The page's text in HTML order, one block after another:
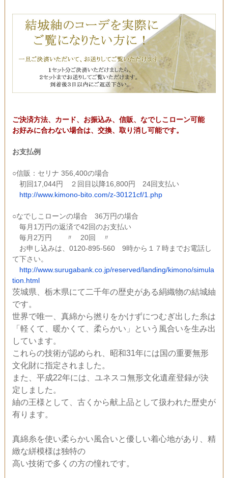
ご決済方法、カード、お振込み、信販、なでしこローン可能
お好みに合わない場合は、交換、取り消し可能です。
お支払例
○信販：セリナ 356,400の場合
初回17,044円 ２回目以降16,800円 24回支払い
http://www.kimono-bito.com/z-30121cf/1.php
○なでしこローンの場合 36万円の場合
毎月1万円の返済で42回のお支払い
毎月2万円 〃 20回 〃
お申し込みは、0120-895-560 9時から１７時までお電話し
て下さい。
http://www.surugabank.co.jp/reserved/landing/kimono/simula
tion.html
茨城県、栃木県にて二千年の歴史がある絹織物の結城紬
です。
世界で唯一、真綿から撚りをかけずにつむぎ出した糸は
「軽くて、暖かくて、柔らかい」という風合いを生み出
しています。
これらの技術が認められ、昭和31年には国の重要無形
文化財に指定されました。
また、平成22年には、ユネスコ無形文化遺産登録が決
定しました。
紬の王様として、古くから献上品として扱われた歴史が
有ります。
真綿糸を使い柔らかい風合いと優しい着心地があり、精
緻な絣模様は独特の
高い技術で多くの方の憧れです。